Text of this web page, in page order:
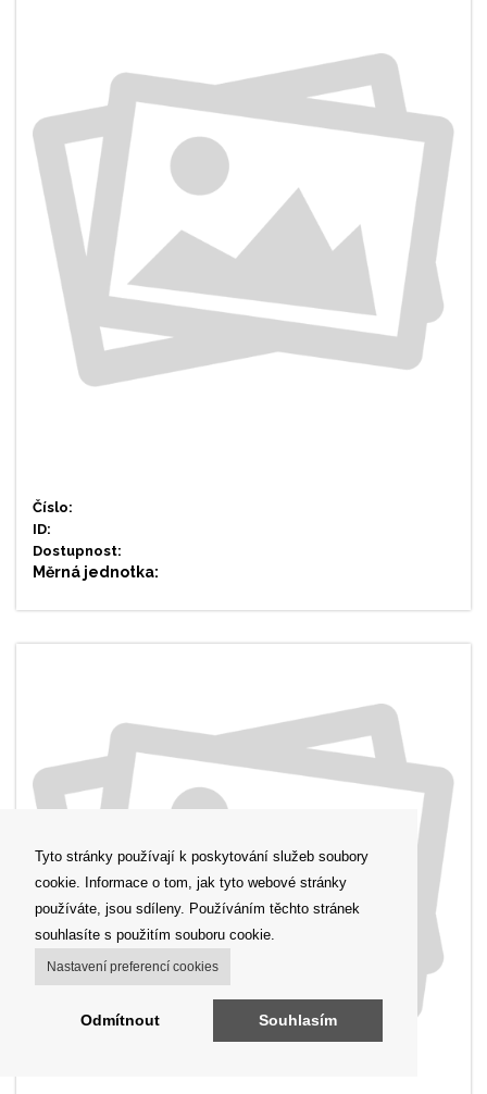
Tyto stránky používají k poskytování služeb soubory
cookie. Informace o tom, jak tyto webové stránky
používáte, jsou sdíleny. Používáním těchto stránek
souhlasíte s použitím souboru cookie.
Nastavení preferencí cookies
Odmítnout Souhlasím
Číslo:
ID:
Dostupnost:
Měrná jednotka: